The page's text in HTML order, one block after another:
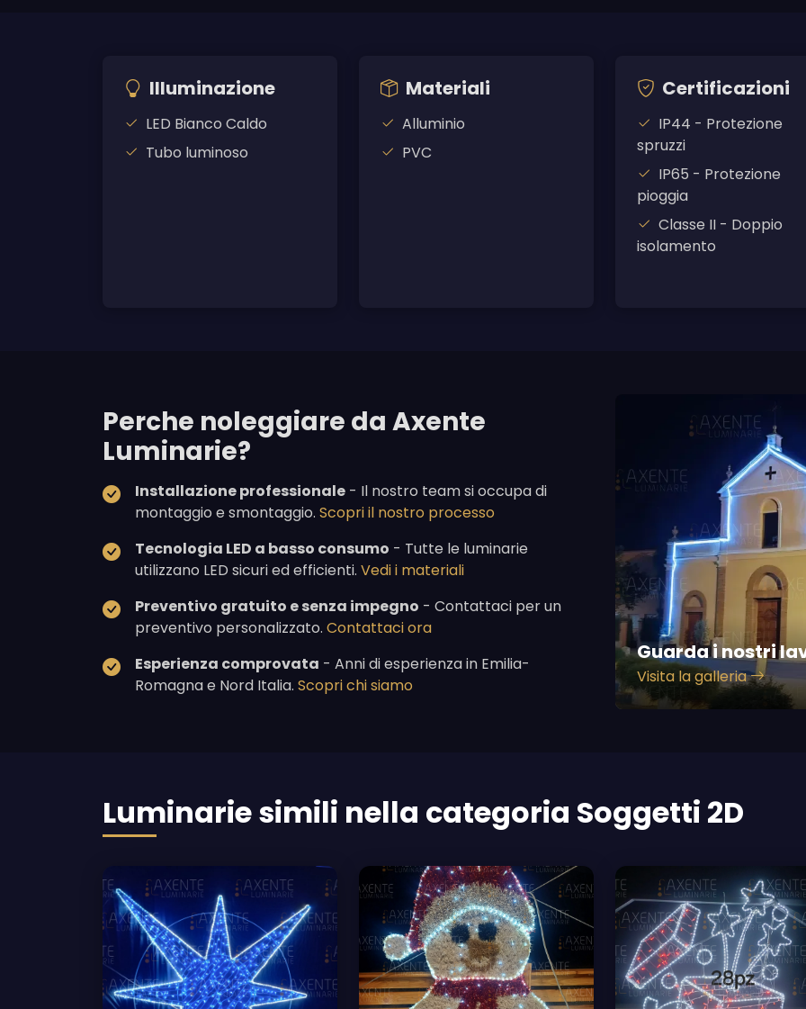
Illuminazione
LED Bianco Caldo
Tubo luminoso
Materiali
Alluminio
PVC
Certificazioni
IP44 - Protezione
spruzzi
IP65 - Protezione
pioggia
Classe II - Doppio
isolamento
Perche noleggiare da Axente
Luminarie?
Installazione professionale - Il nostro team si occupa di
montaggio e smontaggio. Scopri il nostro processo
Tecnologia LED a basso consumo - Tutte le luminarie
utilizzano LED sicuri ed efficienti. Vedi i materiali
Preventivo gratuito e senza impegno - Contattaci per un
preventivo personalizzato. Contattaci ora
Esperienza comprovata - Anni di esperienza in Emilia-
Romagna e Nord Italia. Scopri chi siamo
Guarda i nostri
Visita la galleria
Luminarie simili nella categoria Soggetti 2D